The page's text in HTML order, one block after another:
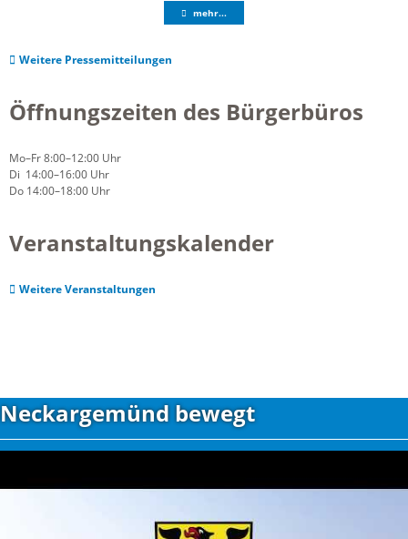
mehr...
Weitere Pressemitteilungen
Öffnungszeiten des Bürgerbüros
Mo–Fr 8:00–12:00 Uhr
Di 14:00–16:00 Uhr
Do 14:00–18:00 Uhr
Veranstaltungskalender
Weitere Veranstaltungen
Neckargemünd bewegt